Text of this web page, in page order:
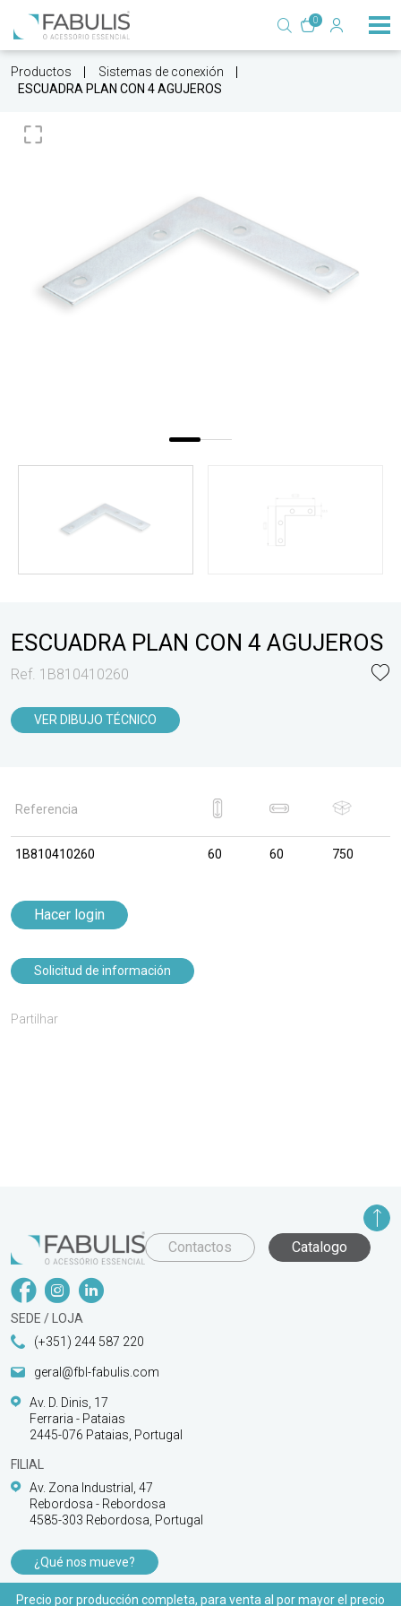
0
Productos
Sistemas de conexión
ESCUADRA PLAN CON 4 AGUJEROS
ESCUADRA PLAN CON 4 AGUJEROS
Ref. 1B810410260
VER DIBUJO TÉCNICO
Referencia
1B810410260 60 60 750
Hacer login
Solicitud de información
Partilhar
Contactos Catalogo
SEDE / LOJA
(+351) 244 587 220
geral@fbl-fabulis.com
Av. D. Dinis, 17
Ferraria - Pataias
2445-076 Pataias, Portugal
FILIAL
Av. Zona Industrial, 47
Rebordosa - Rebordosa
4585-303 Rebordosa, Portugal
¿Qué nos mueve?
PRODUCTOS
Precio por producción completa, para venta al por mayor el precio